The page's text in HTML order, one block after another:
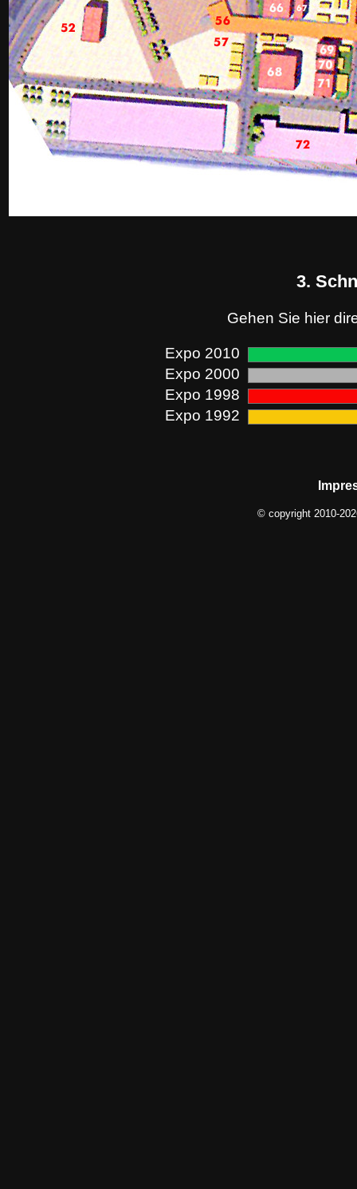
3.
Gehen Sie hier
Expo 2010
Expo 2000
Expo 1998
Expo 1992
© copyright 2010-